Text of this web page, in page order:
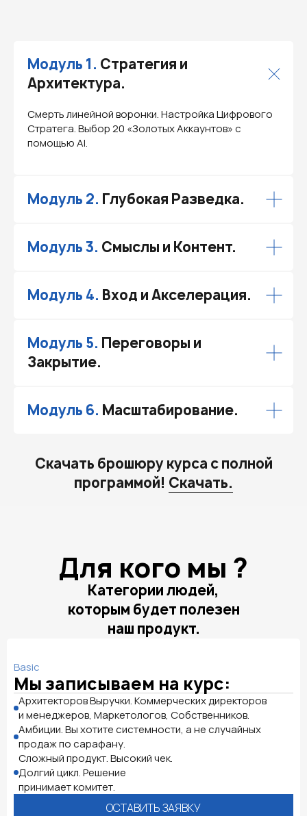
Модуль 1. Стратегия и
Архитектура.
Смерть линейной воронки. Настройка Цифрового
Стратега. Выбор 20 «Золотых Аккаунтов» с
помощью AI.
Модуль 2. Глубокая Разведка.
Модуль 3. Смыслы и Контент.
Модуль 4. Вход и Акселерация.
Модуль 5. Переговоры и
Закрытие.
Модуль 6. Масштабирование.
Скачать брошюру курса с полной
программой! Скачать.
Для кого мы ?
Категории людей,
которым будет полезен
наш продукт.
Basic
Мы записываем на курс:
Архитекторов Выручки. Коммерческих директоров
и менеджеров, Маркетологов, Собственников.
Амбиции. Вы хотите системности, а не случайных
продаж по сарафану.
Сложный продукт. Высокий чек.
Долгий цикл. Решение
принимает комитет.
ОСТАВИТЬ ЗАЯВКУ